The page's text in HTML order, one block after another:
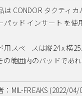
は CONDOR タクティ
パッド インサート を使
用スペースは縦24 x 横
の範囲内のパッドであ
：MIL-FREAKS (2022/04/